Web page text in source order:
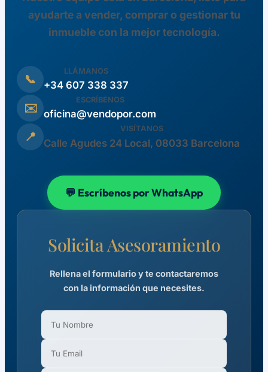
ayudarte a vender, comprar o gestionar tu
inmueble con la mejor tecnología.
📞
LLÁMANOS
+34 607 338 337
✉️
ESCRÍBENOS
oficina@vendopor.com
📍
VISÍTANOS
Calle Agudes 24 Local, 08033 Barcelona
💬 Escríbenos por WhatsApp
Solicita Asesoramiento
Rellena el formulario y te contactaremos
con la información que necesites.